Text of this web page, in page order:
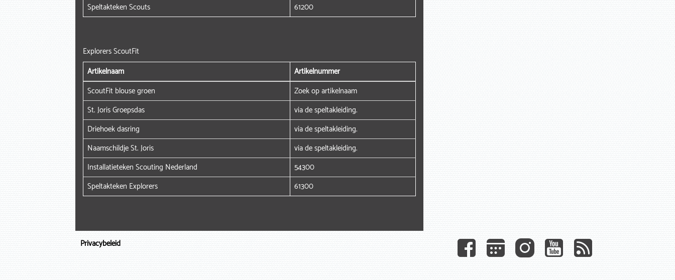
Speltakteken Scouts
61200
Explorers ScoutFit
Artikelnaam
Artikelnummer
ScoutFit blouse groen
Zoek op artikelnaam
St. Joris Groepsdas
via de speltakleiding.
Driehoek dasring
via de speltakleiding.
Naamschildje St. Joris
via de speltakleiding.
Installatieteken Scouting Nederland
54300
Speltakteken Explorers
61300
Privacybeleid